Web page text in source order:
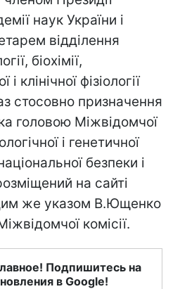
наук України і
відділення
біохімії,
клінічної фізіології
стосовно призначення
головою Міжвідомчої
і генетичної
безпеки і
на сайті
же указом В.Ющенко
комісії.
Подпишитесь на
в Google!